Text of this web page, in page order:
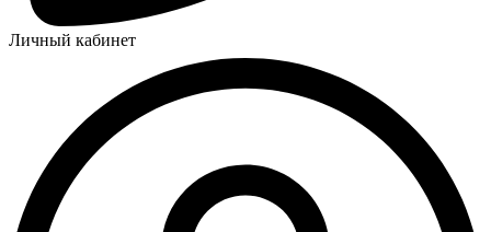
Личный кабинет